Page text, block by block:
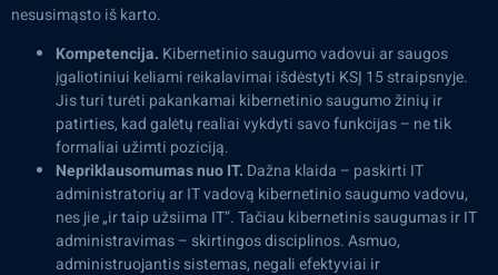
nesusimąsto iš karto.
Kompetencija. Kibernetinio saugumo vadovui ar saugos
įgaliotiniui keliami reikalavimai išdėstyti KSĮ 15 straipsnyje.
Jis turi turėti pakankamai kibernetinio saugumo žinių ir
patirties, kad galėtų realiai vykdyti savo funkcijas – ne tik
formaliai užimti poziciją.
Nepriklausomumas nuo IT. Dažna klaida – paskirti IT
administratorių ar IT vadovą kibernetinio saugumo vadovu,
nes jie „ir taip užsiima IT”. Tačiau kibernetinis saugumas ir IT
administravimas – skirtingos disciplinos. Asmuo,
administruojantis sistemas, negali efektyviai ir